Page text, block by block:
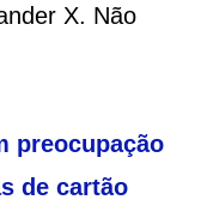
X. Não
preocupação
de cartão